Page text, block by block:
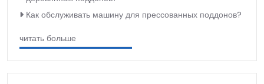
Как обслуживать машину для прессованных поддонов?
читать больше